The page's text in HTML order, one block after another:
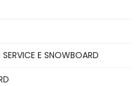
E SNOWBOARD